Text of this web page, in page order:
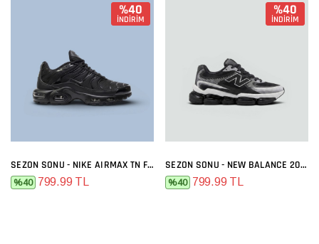
%40
İNDİRİM
SEZON SONU - NIKE AIRMAX TN FULL SIYAH
%40 799.99 TL
%40
İNDİRİM
SEZON SONU - NEW BALANCE 2000 SIYAH BEYAZ
%40 799.99 TL